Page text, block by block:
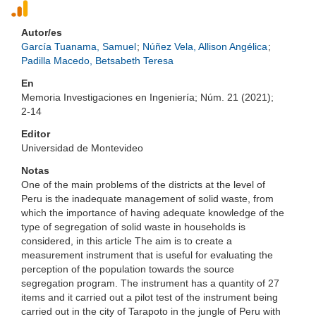
Autor/es
García Tuanama, Samuel; Núñez Vela, Allison Angélica;
Padilla Macedo, Betsabeth Teresa
En
Memoria Investigaciones en Ingeniería; Núm. 21 (2021);
2-14
Editor
Universidad de Montevideo
Notas
One of the main problems of the districts at the level of
Peru is the inadequate management of solid waste, from
which the importance of having adequate knowledge of the
type of segregation of solid waste in households is
considered, in this article The aim is to create a
measurement instrument that is useful for evaluating the
perception of the population towards the source
segregation program. The instrument has a quantity of 27
items and it carried out a pilot test of the instrument being
carried out in the city of Tarapoto in the jungle of Peru with